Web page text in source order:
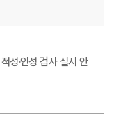
성·인성 검사 실시 안